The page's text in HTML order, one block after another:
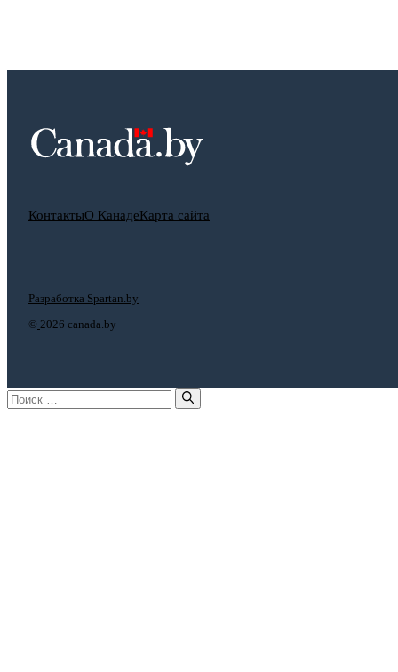
КонтактыО КанадеКарта сайта
© 2026 canada.by
Разработка Spartan.by
Поиск: